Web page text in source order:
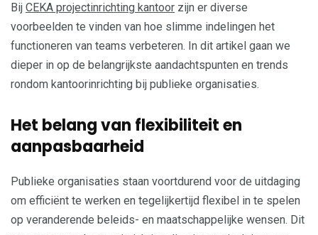
Bij CEKA projectinrichting kantoor zijn er diverse
voorbeelden te vinden van hoe slimme indelingen het
functioneren van teams verbeteren. In dit artikel gaan we
dieper in op de belangrijkste aandachtspunten en trends
rondom kantoorinrichting bij publieke organisaties.
Het belang van flexibiliteit en
aanpasbaarheid
Publieke organisaties staan voortdurend voor de uitdaging
om efficiënt te werken en tegelijkertijd flexibel in te spelen
op veranderende beleids- en maatschappelijke wensen. Dit